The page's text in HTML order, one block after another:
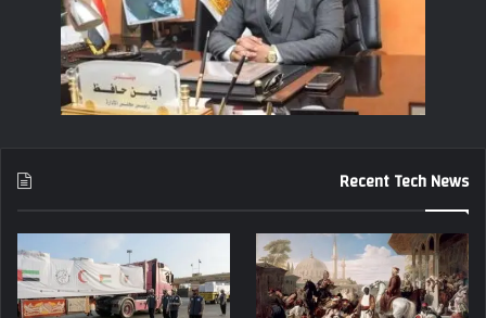
Recent Tech News